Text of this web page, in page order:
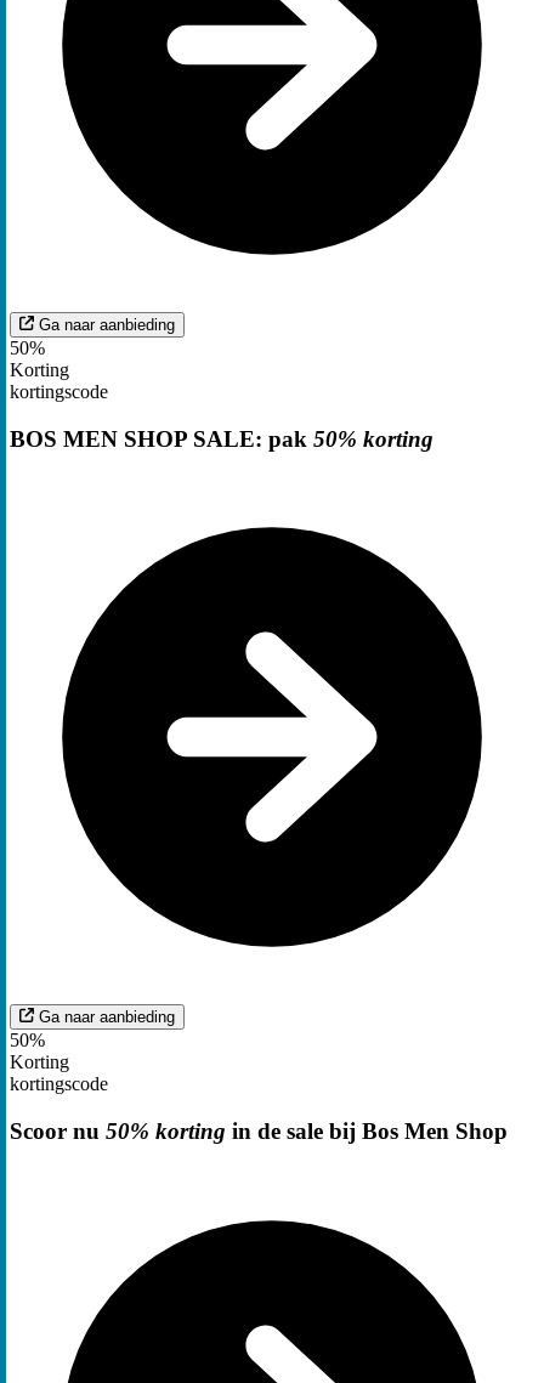
Ga naar aanbieding
50%
Korting
kortingscode
BOS MEN SHOP SALE: pak 50% korting
Ga naar aanbieding
50%
Korting
kortingscode
Scoor nu 50% korting in de sale bij Bos Men Shop